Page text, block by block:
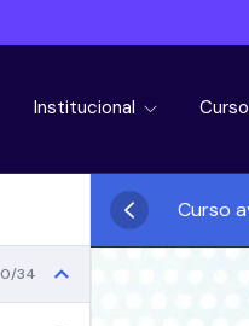
Institucional
0/34
Curso